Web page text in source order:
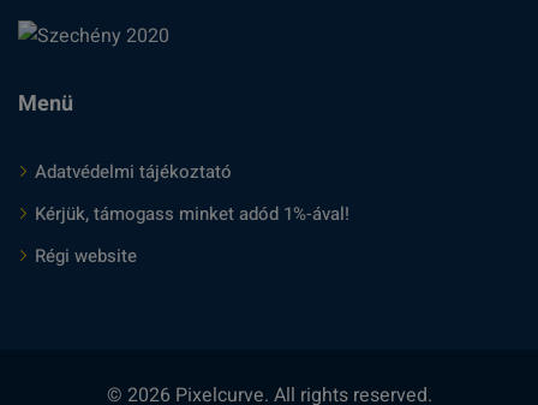
Menü
Adatvédelmi tájékoztató
Kérjük, támogass minket adód 1%-ával!
Régi website
© 2026 Pixelcurve. All rights reserved.